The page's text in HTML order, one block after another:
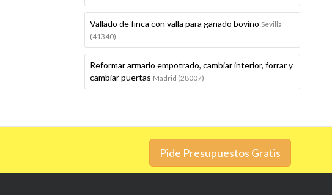
Vallado de finca con valla para ganado bovino Sevilla
(41340)
Reformar armario empotrado, cambiar interior, forrar y
cambiar puertas Madrid (28007)
Pide Presupuestos Gratis